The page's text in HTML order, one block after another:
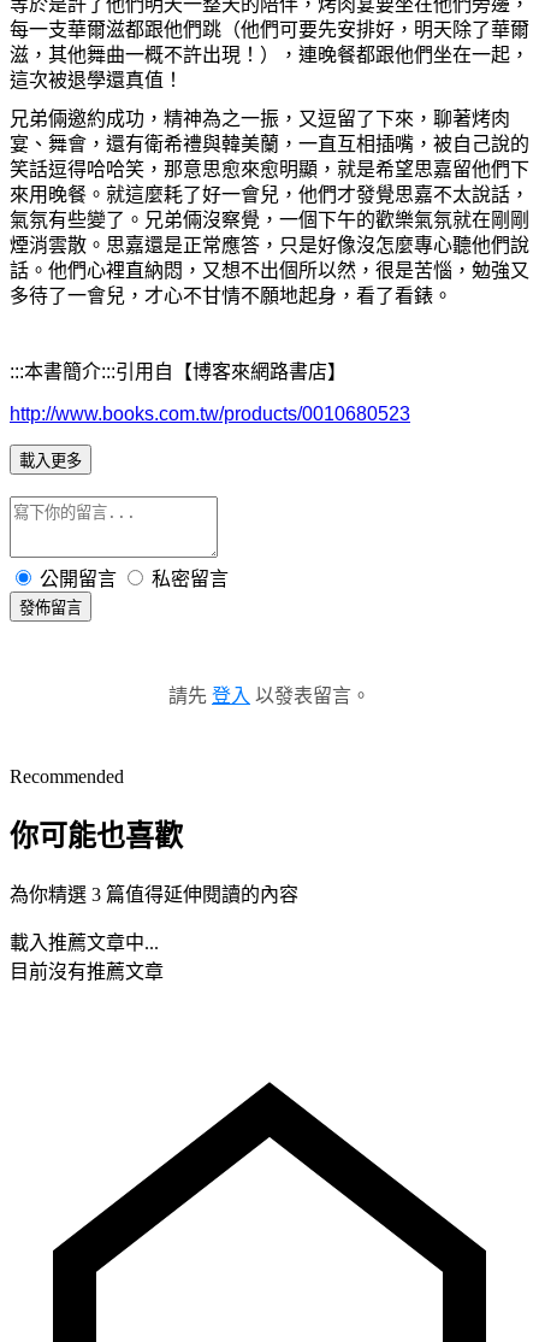
等於是許了他們明天一整天的陪伴， 烤肉宴要坐在他們旁邊，
每一支華爾滋都跟他們跳（他們可要先安排好，明天除了華爾
滋，其他舞曲一概不許出現！），連晚餐都跟他們坐在一起，
這次被退學還真值 ！
兄弟倆邀約成功，精神為之一振，又逗留了下來，聊著烤肉
宴、舞會，還有衛希禮與韓美蘭，一直互相插嘴，被自己說的
笑話逗得哈哈笑，那意思愈來愈明顯，就是希望思嘉留他們下
來用 晚餐。就這麼耗了好一會兒，他們才發覺思嘉不太說話，
氣氛有些變了。兄弟倆沒察覺，一個下午的歡樂氣氛就在剛剛
煙消雲散。思嘉還是正常應答，只是好像沒怎麼專心聽他們說
話。他們心裡直納悶，又想不出個所以然，很是苦惱，勉強又
多待了一會兒，才心不甘情不願地起身，看了看錶 。
:::本書簡介:::引用自【博客來網路書店】
http://www.books.com.tw/products/0010680523
載入更多
公開留言 私密留言
發佈留言
請先 登入 以發表留言。
Recommended
你可能也喜歡
為你精選 3 篇值得延伸閱讀的內容
載入推薦文章中...
目前沒有推薦文章